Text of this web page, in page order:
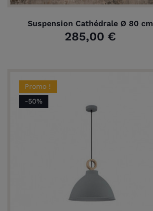
Suspension Cathédrale Ø 80 cm
285,00 €
Promo !
-50%